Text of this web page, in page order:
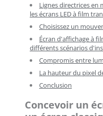
Lignes directrices
les écrans LED à film
Choisissez un
Écran d'affichage à
différents scénarios
Compromis entre
La hauteur du pixel
Conclusion
Concevoir un